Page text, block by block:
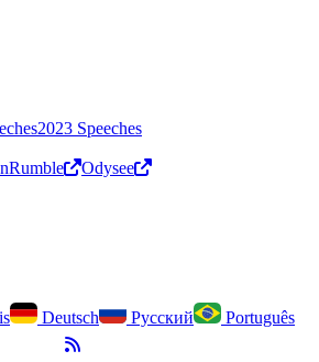
2023 Speeches
Rumble
Odysee
Deutsch Русский
Português
Flux RSS